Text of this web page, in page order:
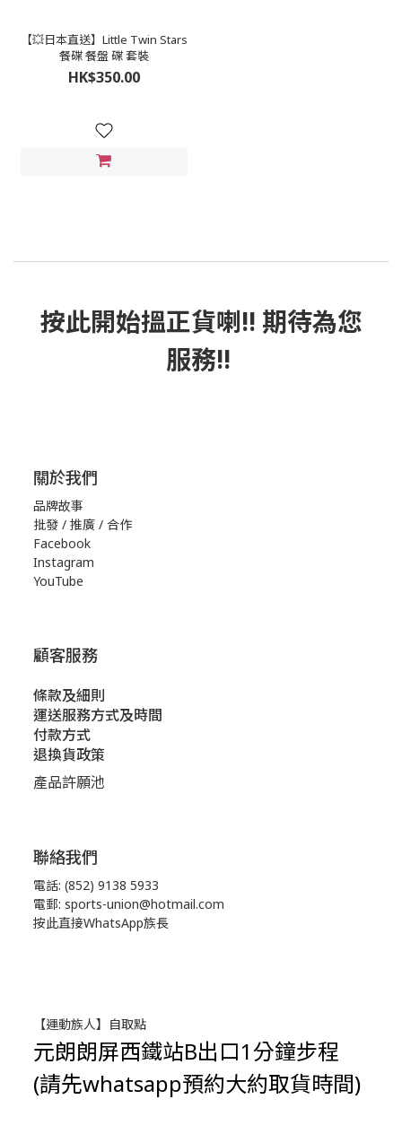
【💥日本直送】Little Twin Stars
餐碟 餐盤 碟 套裝
HK$350.00
按此開始搵正貨喇!! 期待為您
服務!!
關於我們
品牌故事
批發 / 推廣 / 合作
Facebook
Instagram
YouTube
顧客服務
條款及細則
運送服務方式及時間
付款方式
退換貨政策
產品許願池
聯絡我們
電話: (852) 9138 5933
電郵: sports-union@hotmail.com
按此直接WhatsApp族長
【運動族人】自取點
元朗朗屏西鐵站B出口1分鐘步程
(請先whatsapp預約大約取貨時間)